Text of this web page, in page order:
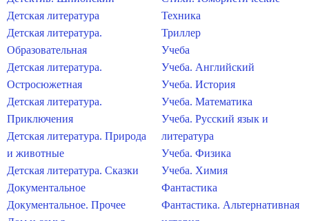
Детская литература
Детская литература.
Образовательная
Детская литература.
Остросюжетная
Детская литература.
Приключения
Детская литература. Природа
и животные
Детская литература. Сказки
Документальное
Документальное. Прочее
Техника
Триллер
Учеба
Учеба. Английский
Учеба. История
Учеба. Математика
Учеба. Русский язык и
литература
Учеба. Физика
Учеба. Химия
Фантастика
Фантастика. Альтернативная